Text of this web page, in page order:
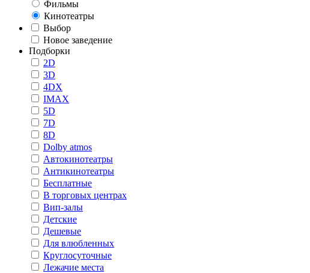
Фильмы
Кинотеатры
Выбор
Новое заведение
Подборки
2D
3D
4DX
IMAX
5D
7D
8D
Dolby atmos
Автокинотеатры
Антикинотеатры
Бесплатные
В торговых центрах
Вип-залы
Детские
Дешевые
Для влюбленных
Круглосуточные
Лежачие места